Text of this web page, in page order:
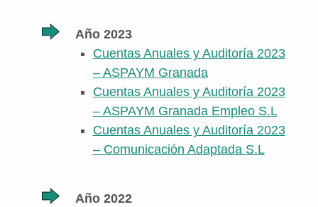
Año 2023
Cuentas Anuales y Auditoría 2023
– ASPAYM Granada
Cuentas Anuales y Auditoría 2023
– ASPAYM Granada Empleo S.L
Cuentas Anuales y Auditoría 2023
– Comunicación Adaptada S.L
Año 2022